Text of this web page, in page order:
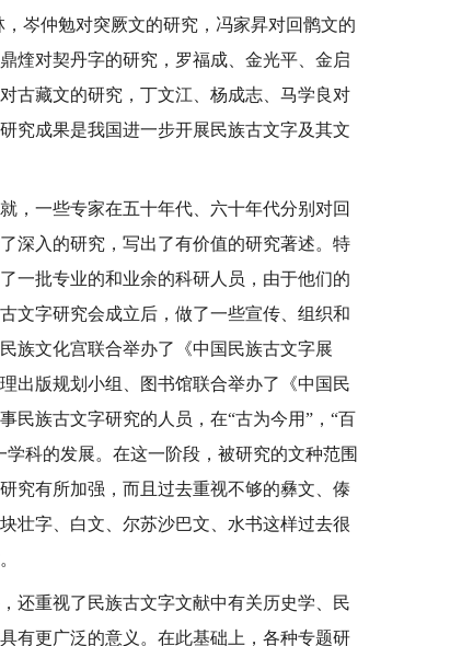
岑仲勉对突厥文的研究，冯家昇对回鹘文的
煃对契丹字的研究，罗福成、金光平、金启
古藏文的研究，丁文江、杨成志、马学良对
究成果是我国进一步开展民族古文字及其文
一些专家在五十年代、六十年代分别对回
深入的研究，写出了有价值的研究著述。特
一批专业的和业余的科研人员，由于他们的
文字研究会成立后，做了一些宣传、组织和
族文化宫联合举办了《中国民族古文字展
出版规划小组、图书馆联合举办了《中国民
民族古文字研究的人员，在“古为今用”，“百
科的发展。在这一阶段，被研究的文种范围
究有所加强，而且过去重视不够的彝文、傣
壮字、白文、尔苏沙巴文、水书这样过去很
重视了民族古文字文献中有关历史学、民
有更广泛的意义。在此基础上，各种专题研